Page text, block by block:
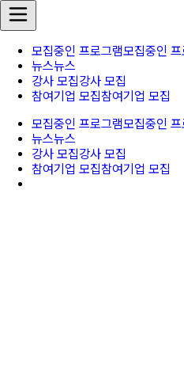
모집중인 프로그램모집중인 프
뉴스뉴스
강사 모집강사 모집
참여기업 모집참여기업 모집
모집중인 프로그램모집중인 프
뉴스뉴스
강사 모집강사 모집
참여기업 모집참여기업 모집